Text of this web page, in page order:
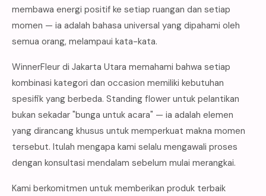
membawa energi positif ke setiap ruangan dan setiap
momen — ia adalah bahasa universal yang dipahami oleh
semua orang, melampaui kata-kata.
WinnerFleur di Jakarta Utara memahami bahwa setiap
kombinasi kategori dan occasion memiliki kebutuhan
spesifik yang berbeda. Standing flower untuk pelantikan
bukan sekadar "bunga untuk acara" — ia adalah elemen
yang dirancang khusus untuk memperkuat makna momen
tersebut. Itulah mengapa kami selalu mengawali proses
dengan konsultasi mendalam sebelum mulai merangkai.
Kami berkomitmen untuk memberikan produk terbaik